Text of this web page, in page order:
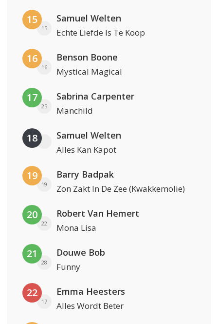
15
15
Samuel Welten
Echte Liefde Is Te Koop
16
16
Benson Boone
Mystical Magical
17
25
Sabrina Carpenter
Manchild
18 Samuel Welten
Alles Kan Kapot
19
19
Barry Badpak
Zon Zakt In De Zee (Kwakkemolie)
20
22
Robert Van Hemert
Mona Lisa
21
28
Douwe Bob
Funny
22
17
Emma Heesters
Alles Wordt Beter